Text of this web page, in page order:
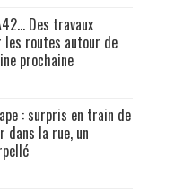
Des travaux
routes autour de
prochaine
: surpris en train de
dans la rue, un